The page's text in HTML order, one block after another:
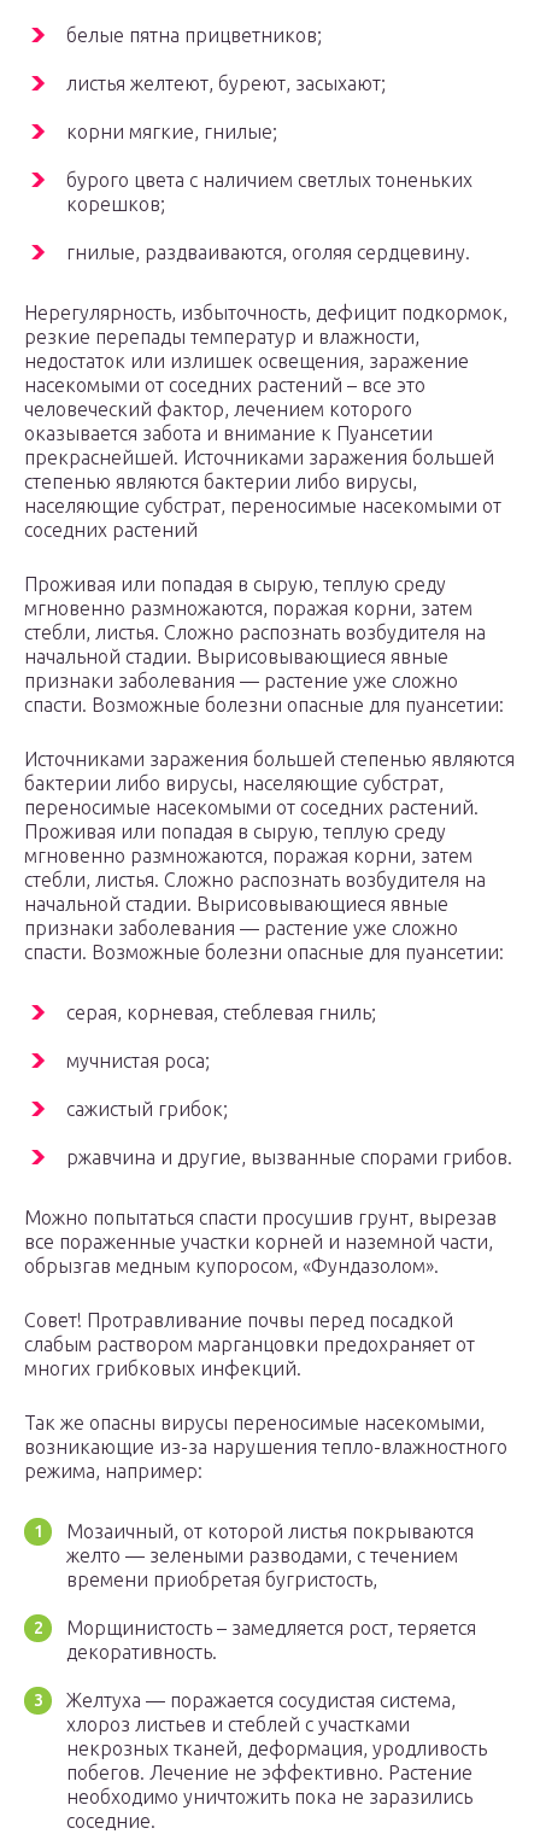
белые пятна прицветников;
листья желтеют, буреют, засыхают;
корни мягкие, гнилые;
бурого цвета с наличием светлых тоненьких
корешков;
гнилые, раздваиваются, оголяя сердцевину.
Нерегулярность, избыточность, дефицит подкормок,
резкие перепады температур и влажности,
недостаток или излишек освещения, заражение
насекомыми от соседних растений – все это
человеческий фактор, лечением которого
оказывается забота и внимание к Пуансетии
прекраснейшей. Источниками заражения большей
степенью являются бактерии либо вирусы,
населяющие субстрат, переносимые насекомыми от
соседних растений
Проживая или попадая в сырую, теплую среду
мгновенно размножаются, поражая корни, затем
стебли, листья. Сложно распознать возбудителя на
начальной стадии. Вырисовывающиеся явные
признаки заболевания — растение уже сложно
спасти. Возможные болезни опасные для пуансетии:
Источниками заражения большей степенью являются
бактерии либо вирусы, населяющие субстрат,
переносимые насекомыми от соседних растений.
Проживая или попадая в сырую, теплую среду
мгновенно размножаются, поражая корни, затем
стебли, листья. Сложно распознать возбудителя на
начальной стадии. Вырисовывающиеся явные
признаки заболевания — растение уже сложно
спасти. Возможные болезни опасные для пуансетии:
серая, корневая, стеблевая гниль;
мучнистая роса;
сажистый грибок;
ржавчина и другие, вызванные спорами грибов.
Можно попытаться спасти просушив грунт, вырезав
все пораженные участки корней и наземной части,
обрызгав медным купоросом, «Фундазолом».
Совет! Протравливание почвы перед посадкой
слабым раствором марганцовки предохраняет от
многих грибковых инфекций.
Так же опасны вирусы переносимые насекомыми,
возникающие из-за нарушения тепло-влажностного
режима, например:
Мозаичный, от которой листья покрываются
желто — зелеными разводами, с течением
времени приобретая бугристость,
Морщинистость – замедляется рост, теряется
декоративность.
Желтуха — поражается сосудистая система,
хлороз листьев и стеблей с участками
некрозных тканей, деформация, уродливость
побегов. Лечение не эффективно. Растение
необходимо уничтожить пока не заразились
соседние.